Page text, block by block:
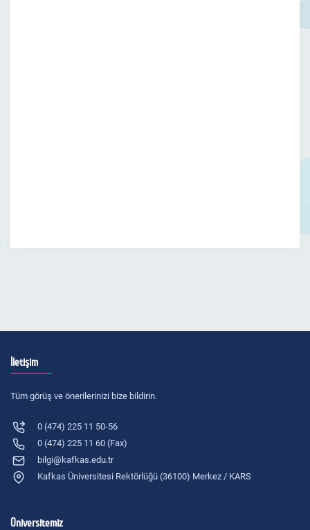
İletişim
Tüm görüş ve önerilerinizi bize bildirin.
0 (474) 225 11 50-56
0 (474) 225 11 60 (Fax)
bilgi@kafkas.edu.tr
Kafkas Üniversitesi Rektörlüğü (36100) Merkez / KARS
Üniversitemiz